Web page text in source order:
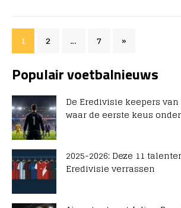
1 2 … 7 »
Populair voetbalnieuws
De Eredivisie keepers van
waar de eerste keus
2025-2026: Deze 11
Eredivisie verrassen